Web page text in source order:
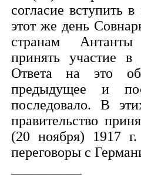
согласие вступить
этот же день
странам
принять участие
Ответа на это
предыдущее и
последовало. В
правительство
(20 ноября) 1917
переговоры с